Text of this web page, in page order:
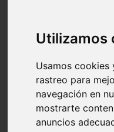
Utilizamos
Usamos
rastreo para
navegación en
mostrarte
anuncios
Sevilla - bormujos
Santa-cruz-de-tenerife
Murcia - murcia
Alicante - benidorm
Alicante - finestrat
Almería - mojácar
Alicante - orihuela
Huesca - jaca